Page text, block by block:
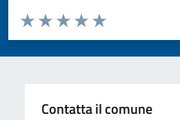
Valuta da 1 a 5 stelle la pagina
Valuta 5 stelle su 5
Valuta 4 stelle su 5
Valuta 3 stelle su 5
Valuta 2 stelle su 5
Valuta 1 stelle su 5
Contatta il comune